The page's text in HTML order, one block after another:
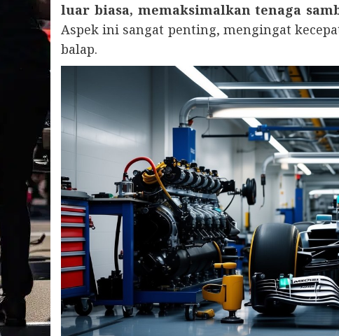
luar biasa, memaksimalkan tenaga
Aspek ini sangat penting, mengingat
balap.